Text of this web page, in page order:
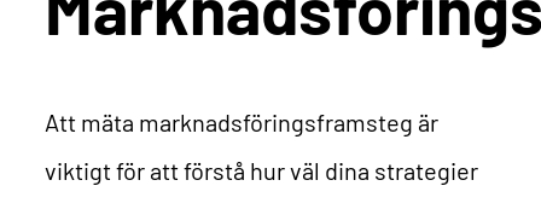
Att mäta marknadsföringsframsteg är
viktigt för att förstå hur väl dina strategier